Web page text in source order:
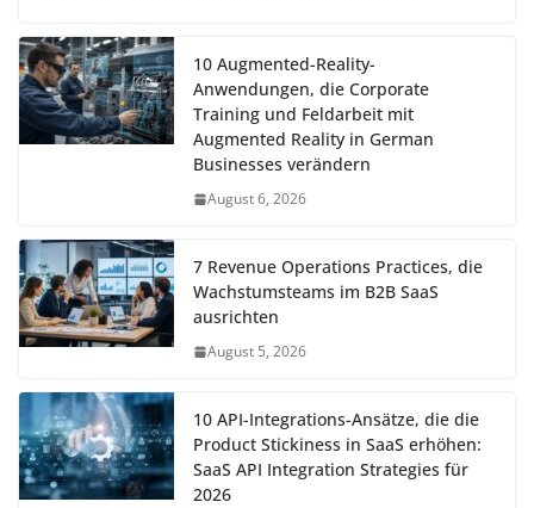
10 Augmented-Reality-
Anwendungen, die Corporate
Training und Feldarbeit mit
Augmented Reality in German
Businesses verändern
August 6, 2026
7 Revenue Operations Practices, die
Wachstumsteams im B2B SaaS
ausrichten
August 5, 2026
10 API-Integrations-Ansätze, die die
Product Stickiness in SaaS erhöhen:
SaaS API Integration Strategies für
2026